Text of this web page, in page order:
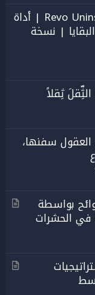
تحميل Revo Uninstaller Pro 5.5.2 | أداة
| نسخة
ثِقلاً
سفنها،
بواسطة
في الحشرات